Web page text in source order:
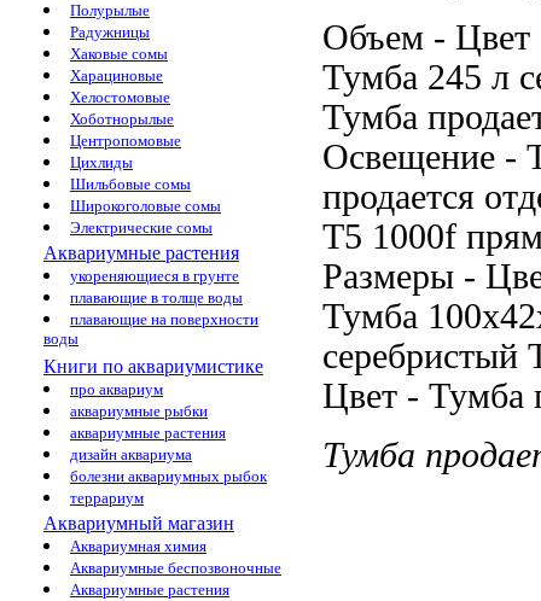
Полурылые
Радужницы
Хаковые сомы
Харациновые
Хелостомовые
Хоботнорылые
Центропомовые
Цихлиды
Шильбовые сомы
Широкоголовые сомы
Электрические сомы
Аквариумные растения
укореняющиеся в грунте
плавающие в толще воды
плавающие на поверхности
воды
Книги по аквариумистике
про аквариум
аквариумные рыбки
аквариумные растения
дизайн аквариума
болезни аквариумных рыбок
террариум
Аквариумный магазин
Аквариумная химия
Аквариумные беспозвоночные
Аквариумные растения
Объем - Цвет
Тумба 245 л
Тумба
Освещение -
продается
T5 1000f
Размеры -
Тумба
серебристый
Цвет - Тумба
Тумба